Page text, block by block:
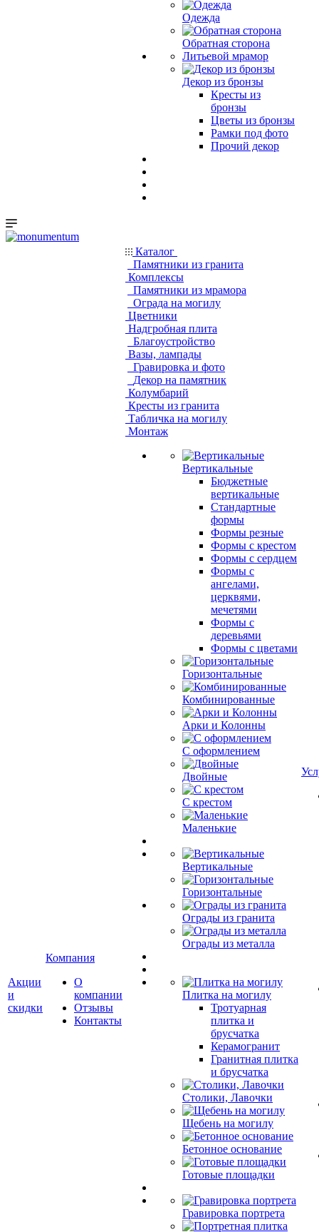
Одежда
Обратная сторона
Литьевой мрамор
Декор из бронзы
Кресты из
бронзы
Цветы из бронзы
Рамки под фото
Прочий декор
Акции
и
скидки
Компания
О
компании
Отзывы
Контакты
Каталог
Памятники из гранита
Комплексы
Памятники из мрамора
Ограда на могилу
Цветники
Надгробная плита
Благоустройство
Вазы, лампады
Гравировка и фото
Декор на памятник
Колумбарий
Кресты из гранита
Табличка на могилу
Монтаж
Вертикальные
Бюджетные
вертикальные
Стандартные
формы
Формы резные
Формы с крестом
Формы с сердцем
Формы с
ангелами,
церквями,
мечетями
Формы с
деревьями
Формы с цветами
Горизонтальные
Комбинированные
Арки и Колонны
С оформлением
Двойные
С крестом
Маленькие
Вертикальные
Горизонтальные
Ограды из гранита
Ограды из металла
Плитка на могилу
Тротуарная
плитка и
брусчатка
Керамогранит
Гранитная плитка
и брусчатка
Столики, Лавочки
Щебень на могилу
Бетонное основание
Готовые площадки
Гравировка портрета